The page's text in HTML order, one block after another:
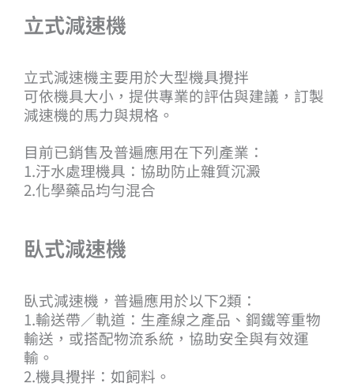
立式減速機
立式減速機主要用於大型機具攪拌
可依機具大小，提供專業的評估與建議，訂製
減速機的馬力與規格。
目前已銷售及普遍應用在下列產業：
1.汙水處理機具：協助防止雜質沉澱
2.化學藥品均勻混合
臥式減速機
臥式減速機，普遍應用於以下2類：
1.輸送帶／軌道：生產線之產品、鋼鐵等重物
輸送，或搭配物流系統，協助安全與有效運
輸。
2.機具攪拌：如飼料。